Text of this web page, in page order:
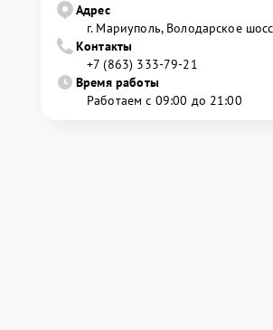
Адрес
г. Мариуполь, Володарское
Контакты
+7 (863) 333-79-21
Время работы
Работаем с 09:00 до 21:00